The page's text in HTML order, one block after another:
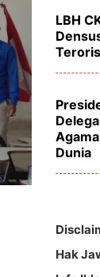
LBH
Dunia
Hak